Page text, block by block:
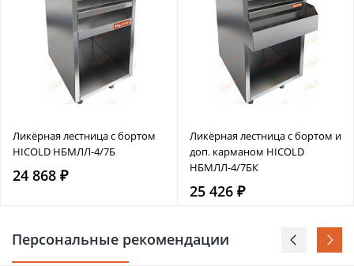
Ликёрная лестница с бортом
HICOLD НБМЛЛ-4/7Б
24 868 ₽
Ликёрная лестница с бортом и
доп. карманом HICOLD
НБМЛЛ-4/7БК
25 426 ₽
Персональные рекомендации